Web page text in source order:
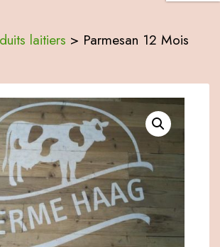
laitiers > Parmesan 12 Mois